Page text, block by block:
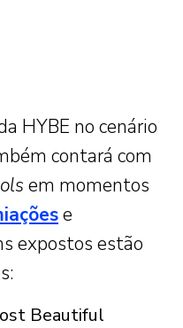
HYBE no cenário
contará com
em momentos
e
expostos estão
Beautiful